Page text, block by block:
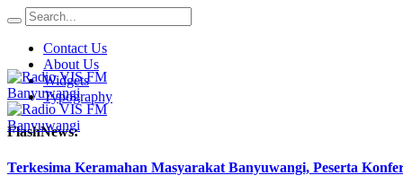
Contact Us
About Us
Widgets
Typography
FlashNews:
Terkesima Keramahan Masyarakat Banyuwangi, Peserta